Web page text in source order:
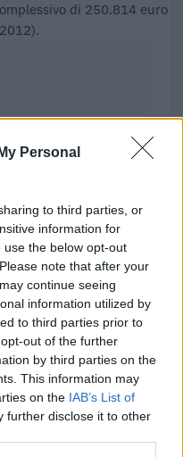
Personal
to third parties, or
information for
the below opt-out
note that after your
continue seeing
information utilized by
to third parties prior to
out of the further
by third parties on the
This information may
on the IAB’s List of
further disclose it to other
di 250.814 euro
Contratti Pubblici
sul portale ANAC.